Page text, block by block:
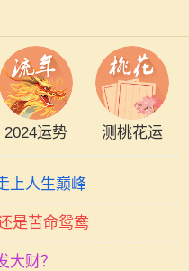
2024运势 测桃花运
上人生巅峰
是苦命鸳鸯
大财？